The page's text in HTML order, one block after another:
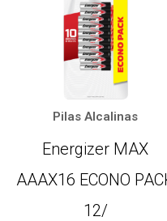
Pilas Alcalinas
Energizer MAX
AAAX16 ECONO
12/